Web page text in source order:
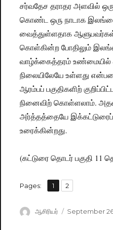
சர்வதேச தராதர அளவில்
கொண்ட ஒரு நாடாக இலங்கை
வைத்துள்ளதாக ஆளுபவர்கள்
கொள்கின்ற போதிலும்
வாழ்க்கைத்தரம் உண்மையில்
நிலையிலேயே உள்ளது
ஆரம்பப் பகுதிகளிற்
நினைவிற் கொள்ளலாம்.
அர்த்தத்தையே இக்கட்டுரைப்
உரைக்கின்றது.
(கட்டுரை தொடர் பகுதி 11
Pages: Page
1 ,
Page
2
Author
ஆசிரியர்
Posted
September